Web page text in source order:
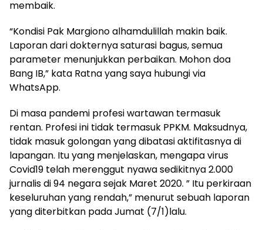
membaik.
“Kondisi Pak Margiono alhamdulillah makin baik.
Laporan dari dokternya saturasi bagus, semua
parameter menunjukkan perbaikan. Mohon doa
Bang IB,” kata Ratna yang saya hubungi via
WhatsApp.
Di masa pandemi profesi wartawan termasuk
rentan. Profesi ini tidak termasuk PPKM. Maksudnya,
tidak masuk golongan yang dibatasi aktifitasnya di
lapangan. Itu yang menjelaskan, mengapa virus
Covid19 telah merenggut nyawa sedikitnya 2.000
jurnalis di 94 negara sejak Maret 2020. ” Itu perkiraan
keseluruhan yang rendah,” menurut sebuah laporan
yang diterbitkan pada Jumat (7/1)lalu.